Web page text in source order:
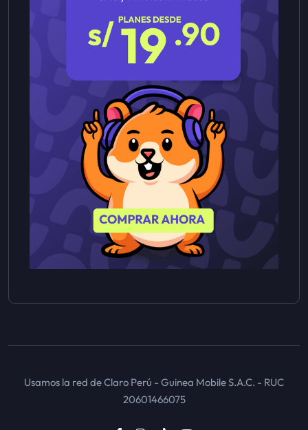
Usamos la red de Claro Perú - Guinea Mobile S.A.C. - RUC
20601466075